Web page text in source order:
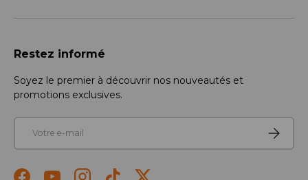
Restez informé
Soyez le premier à découvrir nos nouveautés et
promotions exclusives.
E-mail